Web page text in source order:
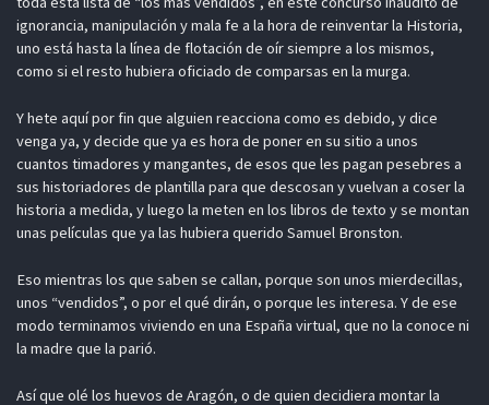
ignorancia, manipulación y mala fe a la hora de reinventar la Historia,
uno está hasta la línea de flotación de oír siempre a los mismos,
como si el resto hubiera oficiado de comparsas en la murga.
Y hete aquí por fin que alguien reacciona como es debido, y dice
venga ya, y decide que ya es hora de poner en su sitio a unos
cuantos timadores y mangantes, de esos que les pagan pesebres a
sus historiadores de plantilla para que descosan y vuelvan a coser la
historia a medida, y luego la meten en los libros de texto y se montan
unas películas que ya las hubiera querido Samuel Bronston.
Eso mientras los que saben se callan, porque son unos mierdecillas,
unos “vendidos”, o por el qué dirán, o porque les interesa. Y de ese
modo terminamos viviendo en una España virtual, que no la conoce ni
la madre que la parió.
Así que olé los huevos de Aragón, o de quien decidiera montar la